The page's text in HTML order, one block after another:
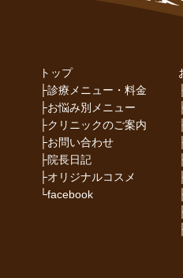
トップ
├診療メニュー・料金
├お悩み別メニュー
├クリニックのご案内
├お問い合わせ
├院長日記
├オリジナルコスメ
└facebook